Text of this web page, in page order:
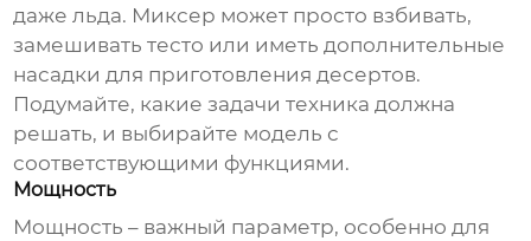
даже льда. Миксер может просто взбивать,
замешивать тесто или иметь дополнительные
насадки для приготовления десертов.
Подумайте, какие задачи техника должна
решать, и выбирайте модель с
соответствующими функциями.
Мощность
Мощность – важный параметр, особенно для